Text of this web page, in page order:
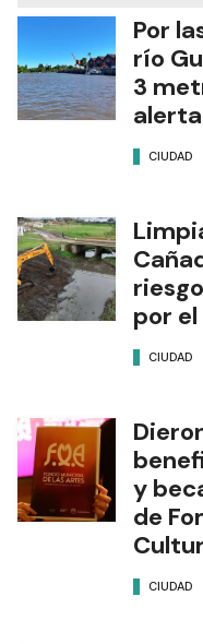
Por
río
3
CIUDAD
por
CIUDAD
y
de
CIUDAD